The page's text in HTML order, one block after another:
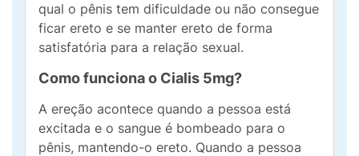
qual o pênis tem dificuldade ou não consegue
ficar ereto e se manter ereto de forma
satisfatória para a relação sexual.
Como funciona o Cialis 5mg?
A ereção acontece quando a pessoa está
excitada e o sangue é bombeado para o
pênis, mantendo-o ereto. Quando a pessoa